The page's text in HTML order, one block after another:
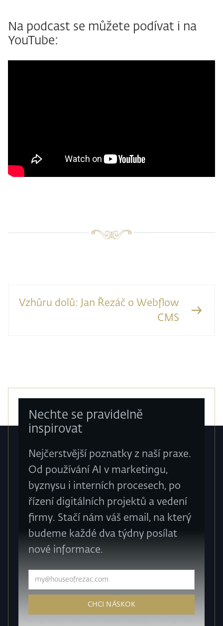
Na podcast se můžete podívat i na
YouTube:
Vzhůru dolů: Jan Řezáč o Webflow
CMS
Nechte se pravidelně
inspirovat
Nejčerstvější poznatky z naší praxe.
Od používání AI v marketingu,
byznysu i interních procesech, po
řízení digitálních projektů a vedení
firmy. Stačí nám váš email, na který
budeme každé dva týdny posílat
nové informace.